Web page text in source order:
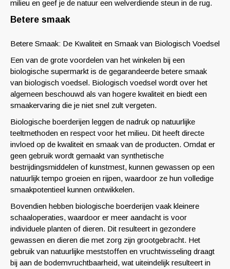
milieu en geef je de natuur een welverdiende steun in de rug.
Betere smaak
Betere Smaak: De Kwaliteit en Smaak van Biologisch Voedsel
Een van de grote voordelen van het winkelen bij een
biologische supermarkt is de gegarandeerde betere smaak
van biologisch voedsel. Biologisch voedsel wordt over het
algemeen beschouwd als van hogere kwaliteit en biedt een
smaakervaring die je niet snel zult vergeten.
Biologische boerderijen leggen de nadruk op natuurlijke
teeltmethoden en respect voor het milieu. Dit heeft directe
invloed op de kwaliteit en smaak van de producten. Omdat er
geen gebruik wordt gemaakt van synthetische
bestrijdingsmiddelen of kunstmest, kunnen gewassen op een
natuurlijk tempo groeien en rijpen, waardoor ze hun volledige
smaakpotentieel kunnen ontwikkelen.
Bovendien hebben biologische boerderijen vaak kleinere
schaaloperaties, waardoor er meer aandacht is voor
individuele planten of dieren. Dit resulteert in gezondere
gewassen en dieren die met zorg zijn grootgebracht. Het
gebruik van natuurlijke meststoffen en vruchtwisseling draagt ​​
bij aan de bodemvruchtbaarheid, wat uiteindelijk resulteert in